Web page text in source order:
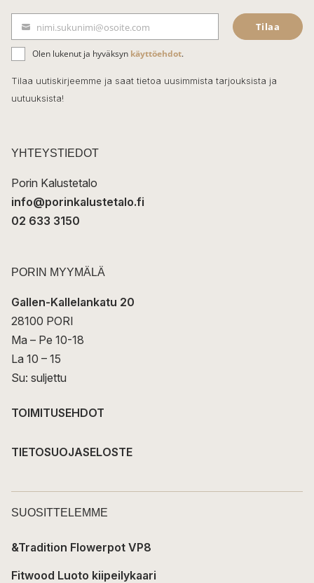
e
b
o
o
k
ä
h
k
t
nimi.sukunimi@osoite.com Tilaa
Olen lukenut ja hyväksyn käyttöehdot.
Tilaa uutiskirjeemme ja saat tietoa uusimmista tarjouksista ja
uutuuksista!
YHTEYSTIEDOT
Porin Kalustetalo
info@porinkalustetalo.fi
02 633 3150
PORIN MYYMÄLÄ
Gallen-Kallelankatu 20
28100 PORI
Ma – Pe 10-18
La 10 – 15
Su: suljettu
TOIMITUSEHDOT
TIETOSUOJASELOSTE
SUOSITTELEMME
&Tradition Flowerpot VP8
Fitwood Luoto kiipeilykaari